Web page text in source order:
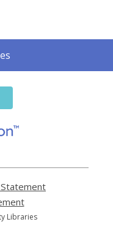
new
,
opens
Libraries